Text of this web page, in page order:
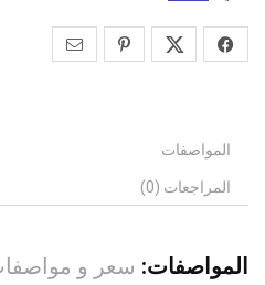
المواصفات
المراجعات (0)
المواصفات: